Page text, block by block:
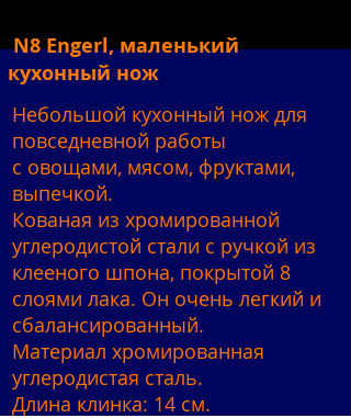
N8 Engerl, маленький
кухонный нож
Небольшой кухонный нож для
повседневной работы
с овощами, мясом, фруктами,
выпечкой.
Кованая из хромированной
углеродистой стали с ручкой из
клееного шпона, покрытой 8
слоями лака. Он очень легкий и
сбалансированный.
Материал хромированная
углеродистая сталь.
Длина клинка: 14 см.